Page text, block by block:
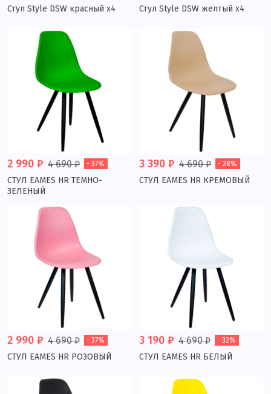
Стул Style DSW красный x4 Стул Style DSW желтый x4
2 990 ₽ 4 690 ₽ - 37%
СТУЛ EAMES HR ТЕМНО-
ЗЕЛЕНЫЙ
3 390 ₽ 4 690 ₽ - 28%
СТУЛ EAMES HR КРЕМОВЫЙ
2 990 ₽ 4 690 ₽ - 37%
СТУЛ EAMES HR РОЗОВЫЙ
3 190 ₽ 4 690 ₽ - 32%
СТУЛ EAMES HR БЕЛЫЙ